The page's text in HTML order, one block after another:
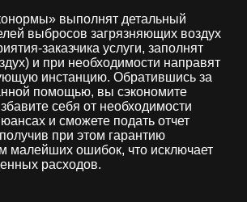
выполнят детальный
выбросов загрязняющих воздух
заказчика услуги, заполнят
и при необходимости направят
инстанцию. Обратившись за
помощью, вы сэкономите
себя от необходимости
и сможете подать отчет
при этом гарантию
малейших ошибок, что исключает
расходов.